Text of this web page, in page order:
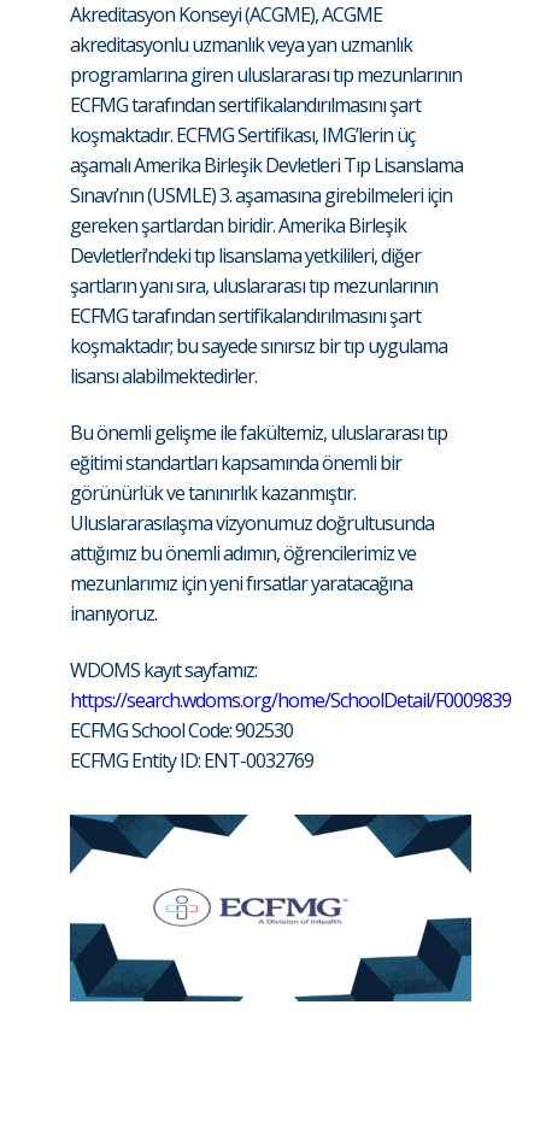
Akreditasyon Konseyi (ACGME), ACGME
akreditasyonlu uzmanlık veya yan uzmanlık
programlarına giren uluslararası tıp mezunlarının
ECFMG tarafından sertifikalandırılmasını şart
koşmaktadır. ECFMG Sertifikası, IMG’lerin üç
aşamalı Amerika Birleşik Devletleri Tıp Lisanslama
Sınavı’nın (USMLE) 3. aşamasına girebilmeleri için
gereken şartlardan biridir. Amerika Birleşik
Devletleri’ndeki tıp lisanslama yetkilileri, diğer
şartların yanı sıra, uluslararası tıp mezunlarının
ECFMG tarafından sertifikalandırılmasını şart
koşmaktadır; bu sayede sınırsız bir tıp uygulama
lisansı alabilmektedirler.
Bu önemli gelişme ile fakültemiz, uluslararası tıp
eğitimi standartları kapsamında önemli bir
görünürlük ve tanınırlık kazanmıştır.
Uluslararasılaşma vizyonumuz doğrultusunda
attığımız bu önemli adımın, öğrencilerimiz ve
mezunlarımız için yeni fırsatlar yaratacağına
inanıyoruz.
WDOMS kayıt sayfamız:
https://search.wdoms.org/home/SchoolDetail/F0009839
ECFMG School Code: 902530
ECFMG Entity ID: ENT-0032769